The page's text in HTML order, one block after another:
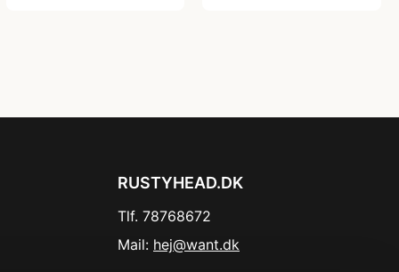
RUSTYHEAD.DK
Tlf. 78768672
Mail: hej@want.dk